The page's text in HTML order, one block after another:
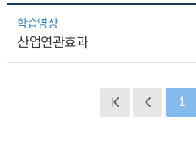
학습영상
산업연관효과
1